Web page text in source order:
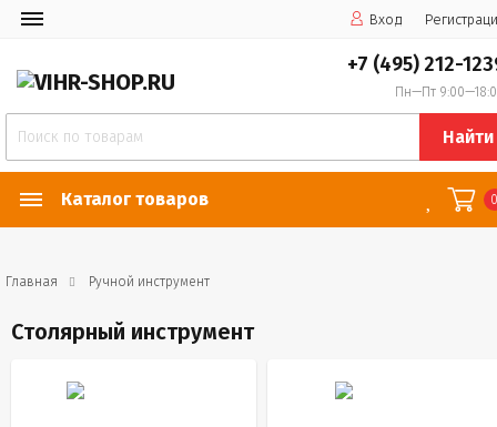
Вход
+7 (495) 212-
Пн—Пт
Найти
Каталог товаров
Главная Ручной инструмент
Столярный инструмент